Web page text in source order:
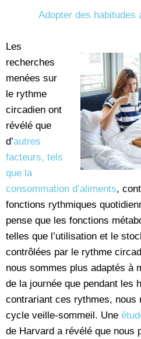
Adopter des habitudes
Les
recherches
menées sur
le rythme
circadien ont
révélé que
d’autres
facteurs, tels
que la
consommation d’aliments,
fonctions rythmiques
pense que les fonctions
telles que l’utilisation et le
contrôlées par le rythme
nous sommes plus adaptés à
de la journée que pendant les
contrariant ces rythmes, nous
cycle veille-sommeil. Une
de Harvard a révélé que nous